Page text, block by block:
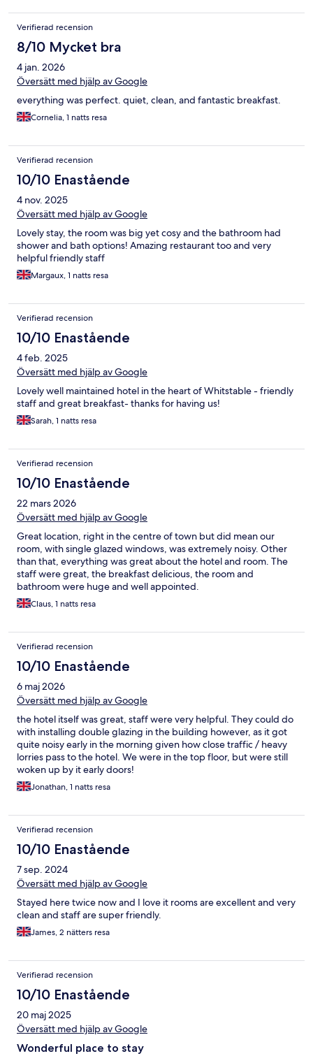
Verifierad recension
8/10 Mycket bra
4 jan. 2026
Översätt med hjälp av Google
everything was perfect. quiet, clean, and fantastic breakfast.
Cornelia, 1 natts resa
Verifierad recension
10/10 Enastående
4 nov. 2025
Översätt med hjälp av Google
Lovely stay, the room was big yet cosy and the bathroom had
shower and bath options! Amazing restaurant too and very
helpful friendly staff
Margaux, 1 natts resa
Verifierad recension
10/10 Enastående
4 feb. 2025
Översätt med hjälp av Google
Lovely well maintained hotel in the heart of Whitstable - friendly
staff and great breakfast- thanks for having us!
Sarah, 1 natts resa
Verifierad recension
10/10 Enastående
22 mars 2026
Översätt med hjälp av Google
Great location, right in the centre of town but did mean our
room, with single glazed windows, was extremely noisy. Other
than that, everything was great about the hotel and room. The
staff were great, the breakfast delicious, the room and
bathroom were huge and well appointed.
Claus, 1 natts resa
Verifierad recension
10/10 Enastående
6 maj 2026
Översätt med hjälp av Google
the hotel itself was great, staff were very helpful. They could do
with installing double glazing in the building however, as it got
quite noisy early in the morning given how close traffic / heavy
lorries pass to the hotel. We were in the top floor, but were still
woken up by it early doors!
Jonathan, 1 natts resa
Verifierad recension
10/10 Enastående
7 sep. 2024
Översätt med hjälp av Google
Stayed here twice now and I love it rooms are excellent and very
clean and staff are super friendly.
James, 2 nätters resa
Verifierad recension
10/10 Enastående
20 maj 2025
Översätt med hjälp av Google
Wonderful place to stay